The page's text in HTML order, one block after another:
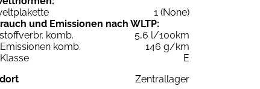
1 (None)
und Emissionen nach WLTP:
komb.
5,6 l/100km
komb.
146 g/km
E
Zentrallager